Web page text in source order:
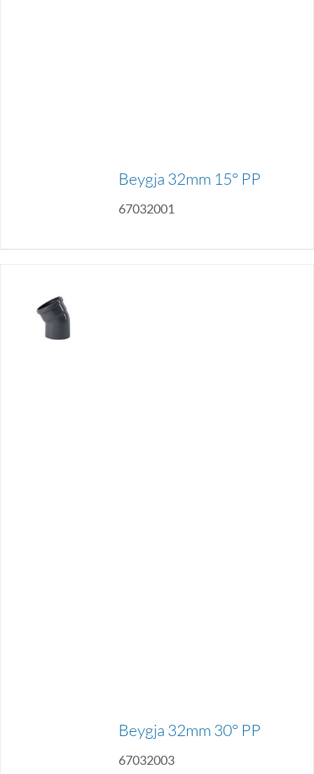
Beygja 32mm 15° PP
67032001
Beygja 32mm 30° PP
67032003